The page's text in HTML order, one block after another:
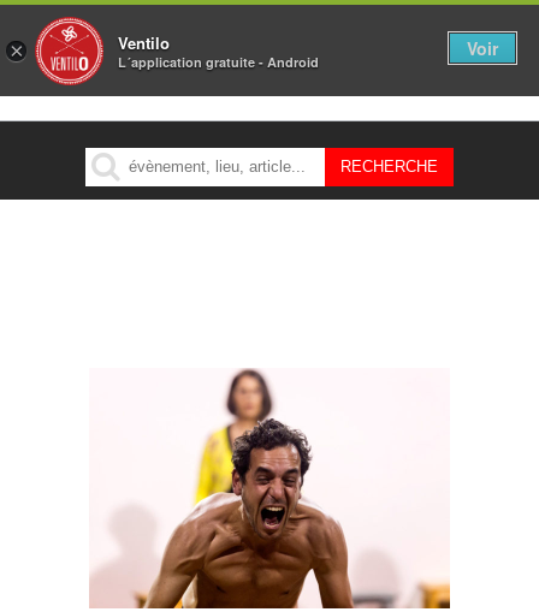
MENU
× Ventilo
L´application gratuite - Android
Voir